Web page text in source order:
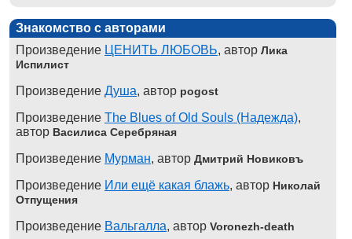
Знакомство с авторами
Произведение ЦЕНИТЬ ЛЮБОВЬ, автор Лика
Испилист
Произведение Душа, автор pogost
Произведение The Blues of Old Souls (Надежда),
автор Василиса Серебряная
Произведение Мурман, автор Дмитрий Новиковъ
Произведение Или ещё какая блажь, автор Николай
Отпущения
Произведение Вальгалла, автор Voronezh-death